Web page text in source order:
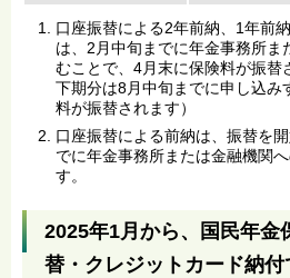
口座振替による2年前納、1年前
は、2月中旬までに年金事務所ま
むことで、4月末に保険料が振替
下期分は8月中旬までに申し込み
料が振替されます）
口座振替による前納は、振替を
でに年金事務所または金融機関
す。
2025年1月から、国民年金
替・クレジットカード納